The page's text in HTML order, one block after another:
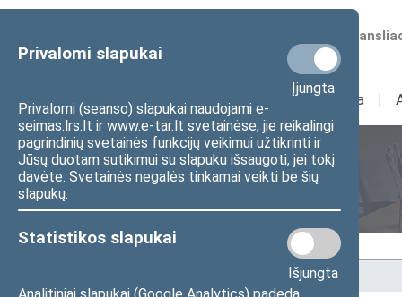
Privalomi slapukai
Įjungta
Privalomi (seanso) slapukai naudojami e-
seimas.lrs.lt ir www.e-tar.lt svetainėse, jie reikalingi
pagrindinių svetainės funkcijų veikimui užtikrinti ir
Jūsų duotam sutikimui su slapuku išsaugoti, jei tokį
davėte. Svetainės negalės tinkamai veikti be šių
slapukų.
Statistikos slapukai
Išjungta
Numatomos
Sudėtis Veikla I
Seimo nariai